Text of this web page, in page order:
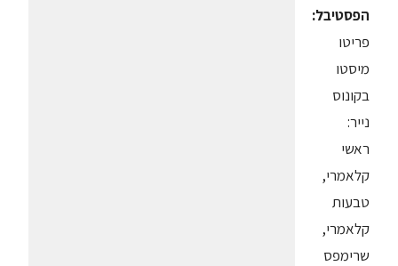
הפסטיבל:
פריטו
מיסטו
בקונוס
נייר:
ראשי
קלאמרי,
טבעות
קלאמרי,
שרימפס